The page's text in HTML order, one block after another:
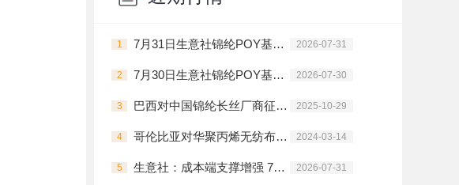
1 7月31日生意社锦纶POY基准价为14000.00元/吨 2026-07-31
2 7月30日生意社锦纶POY基准价为14000.00元/吨 2026-07-30
3 巴西对中国锦纶长丝厂商征收临时反倾销税 2025-10-29
4 哥伦比亚对华聚丙烯无纺布启动反倾销调查 2024-03-14
5 生意社：成本端支撑增强 7月锦纶长丝价格上行 2026-07-31